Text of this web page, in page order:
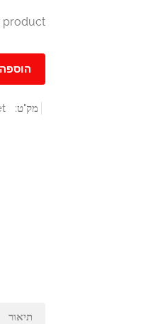
product.
מק"ט:
תיאור